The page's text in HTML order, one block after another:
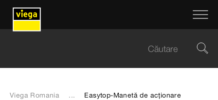
Viega Romania ... Easytop-Manetă de acționare